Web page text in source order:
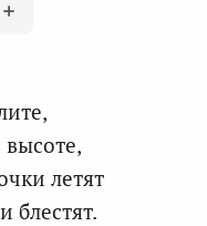
летят
блестят.